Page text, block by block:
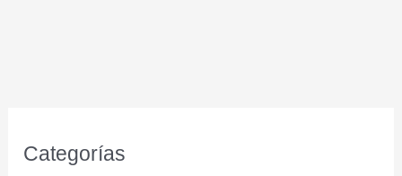
Categorías